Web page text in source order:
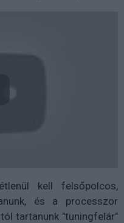
kell felsőpolcos,
és a processzor
tartanunk "tuningfelár"